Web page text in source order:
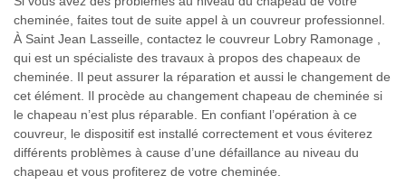
cheminée, faites tout de suite appel à un couvreur professionnel.
À Saint Jean Lasseille, contactez le couvreur Lobry Ramonage ,
qui est un spécialiste des travaux à propos des chapeaux de
cheminée. Il peut assurer la réparation et aussi le changement de
cet élément. Il procède au changement chapeau de cheminée si
le chapeau n’est plus réparable. En confiant l’opération à ce
couvreur, le dispositif est installé correctement et vous éviterez
différents problèmes à cause d’une défaillance au niveau du
chapeau et vous profiterez de votre cheminée.